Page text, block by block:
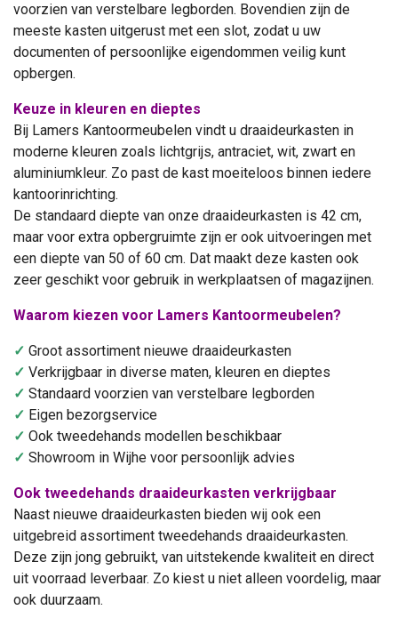
voorzien van verstelbare legborden. Bovendien zijn de
meeste kasten uitgerust met een slot, zodat u uw
documenten of persoonlijke eigendommen veilig kunt
opbergen.
Keuze in kleuren en dieptes
Bij Lamers Kantoormeubelen vindt u draaideurkasten in
moderne kleuren zoals lichtgrijs, antraciet, wit, zwart en
aluminiumkleur. Zo past de kast moeiteloos binnen iedere
kantoorinrichting.
De standaard diepte van onze draaideurkasten is 42 cm,
maar voor extra opbergruimte zijn er ook uitvoeringen met
een diepte van 50 of 60 cm. Dat maakt deze kasten ook
zeer geschikt voor gebruik in werkplaatsen of magazijnen.
Waarom kiezen voor Lamers Kantoormeubelen?
✓ Groot assortiment nieuwe draaideurkasten
✓ Verkrijgbaar in diverse maten, kleuren en dieptes
✓ Standaard voorzien van verstelbare legborden
✓ Eigen bezorgservice
✓ Ook tweedehands modellen beschikbaar
✓ Showroom in Wijhe voor persoonlijk advies
Ook tweedehands draaideurkasten verkrijgbaar
Naast nieuwe draaideurkasten bieden wij ook een
uitgebreid assortiment tweedehands draaideurkasten.
Deze zijn jong gebruikt, van uitstekende kwaliteit en direct
uit voorraad leverbaar. Zo kiest u niet alleen voordelig, maar
ook duurzaam.